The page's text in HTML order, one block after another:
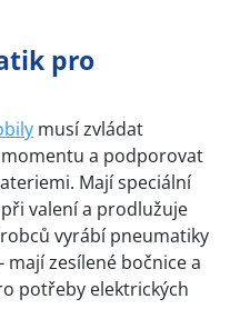
pro
musí zvládat
a podporovat
Mají speciální
valení a prodlužuje
vyrábí pneumatiky
zesílené bočnice a
potřeby elektrických